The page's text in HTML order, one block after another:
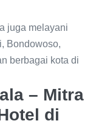
juga melayani
Bondowoso,
berbagai kota di
– Mitra
di